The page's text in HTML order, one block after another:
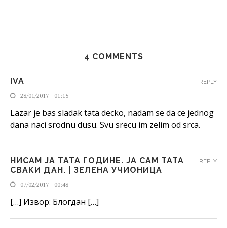
4 COMMENTS
IVA
28/01/2017 - 01:15
Lazar je bas sladak tata decko, nadam se da ce jednog
dana naci srodnu dusu. Svu srecu im zelim od srca.
REPLY
НИСАМ ЈА ТАТА ГОДИНЕ. ЈА САМ ТАТА
СВАКИ ДАН. | ЗЕЛЕНА УЧИОНИЦА
07/02/2017 - 00:48
[…] Извор: Блогдан […]
REPLY